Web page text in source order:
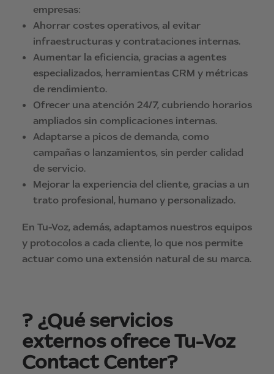
empresas:
Ahorrar costes operativos, al evitar
infraestructuras y contrataciones internas.
Aumentar la eficiencia, gracias a agentes
especializados, herramientas CRM y métricas
de rendimiento.
Ofrecer una atención 24/7, cubriendo horarios
ampliados sin complicaciones internas.
Adaptarse a picos de demanda, como
campañas o lanzamientos, sin perder calidad
de servicio.
Mejorar la experiencia del cliente, gracias a un
trato profesional, humano y personalizado.
En Tu-Voz, además, adaptamos nuestros equipos
y protocolos a cada cliente, lo que nos permite
actuar como una extensión natural de su marca.
? ¿Qué servicios
externos ofrece Tu-Voz
Contact Center?